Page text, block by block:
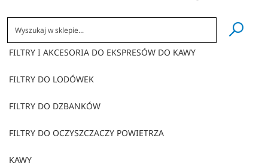
FILTRY I AKCESORIA DO EKSPRESÓW DO KAWY
FILTRY DO LODÓWEK
FILTRY DO DZBANKÓW
FILTRY DO OCZYSZCZACZY POWIETRZA
KAWY